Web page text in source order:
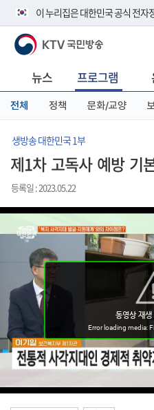
이 누리집은 대한민국 공식 전자
공식 누리집 주소 확인하기
니다.
이밖에 or.kr 또는 .kr등 다른 도메
서 도메인 주소를 확인해 보세요
KTV 국민방송
뉴스 프로그램
전체 정책 문화/교양
생방송 대한민국 1부
제1차 고독사 예방 기
등록일 : 2023.05.22